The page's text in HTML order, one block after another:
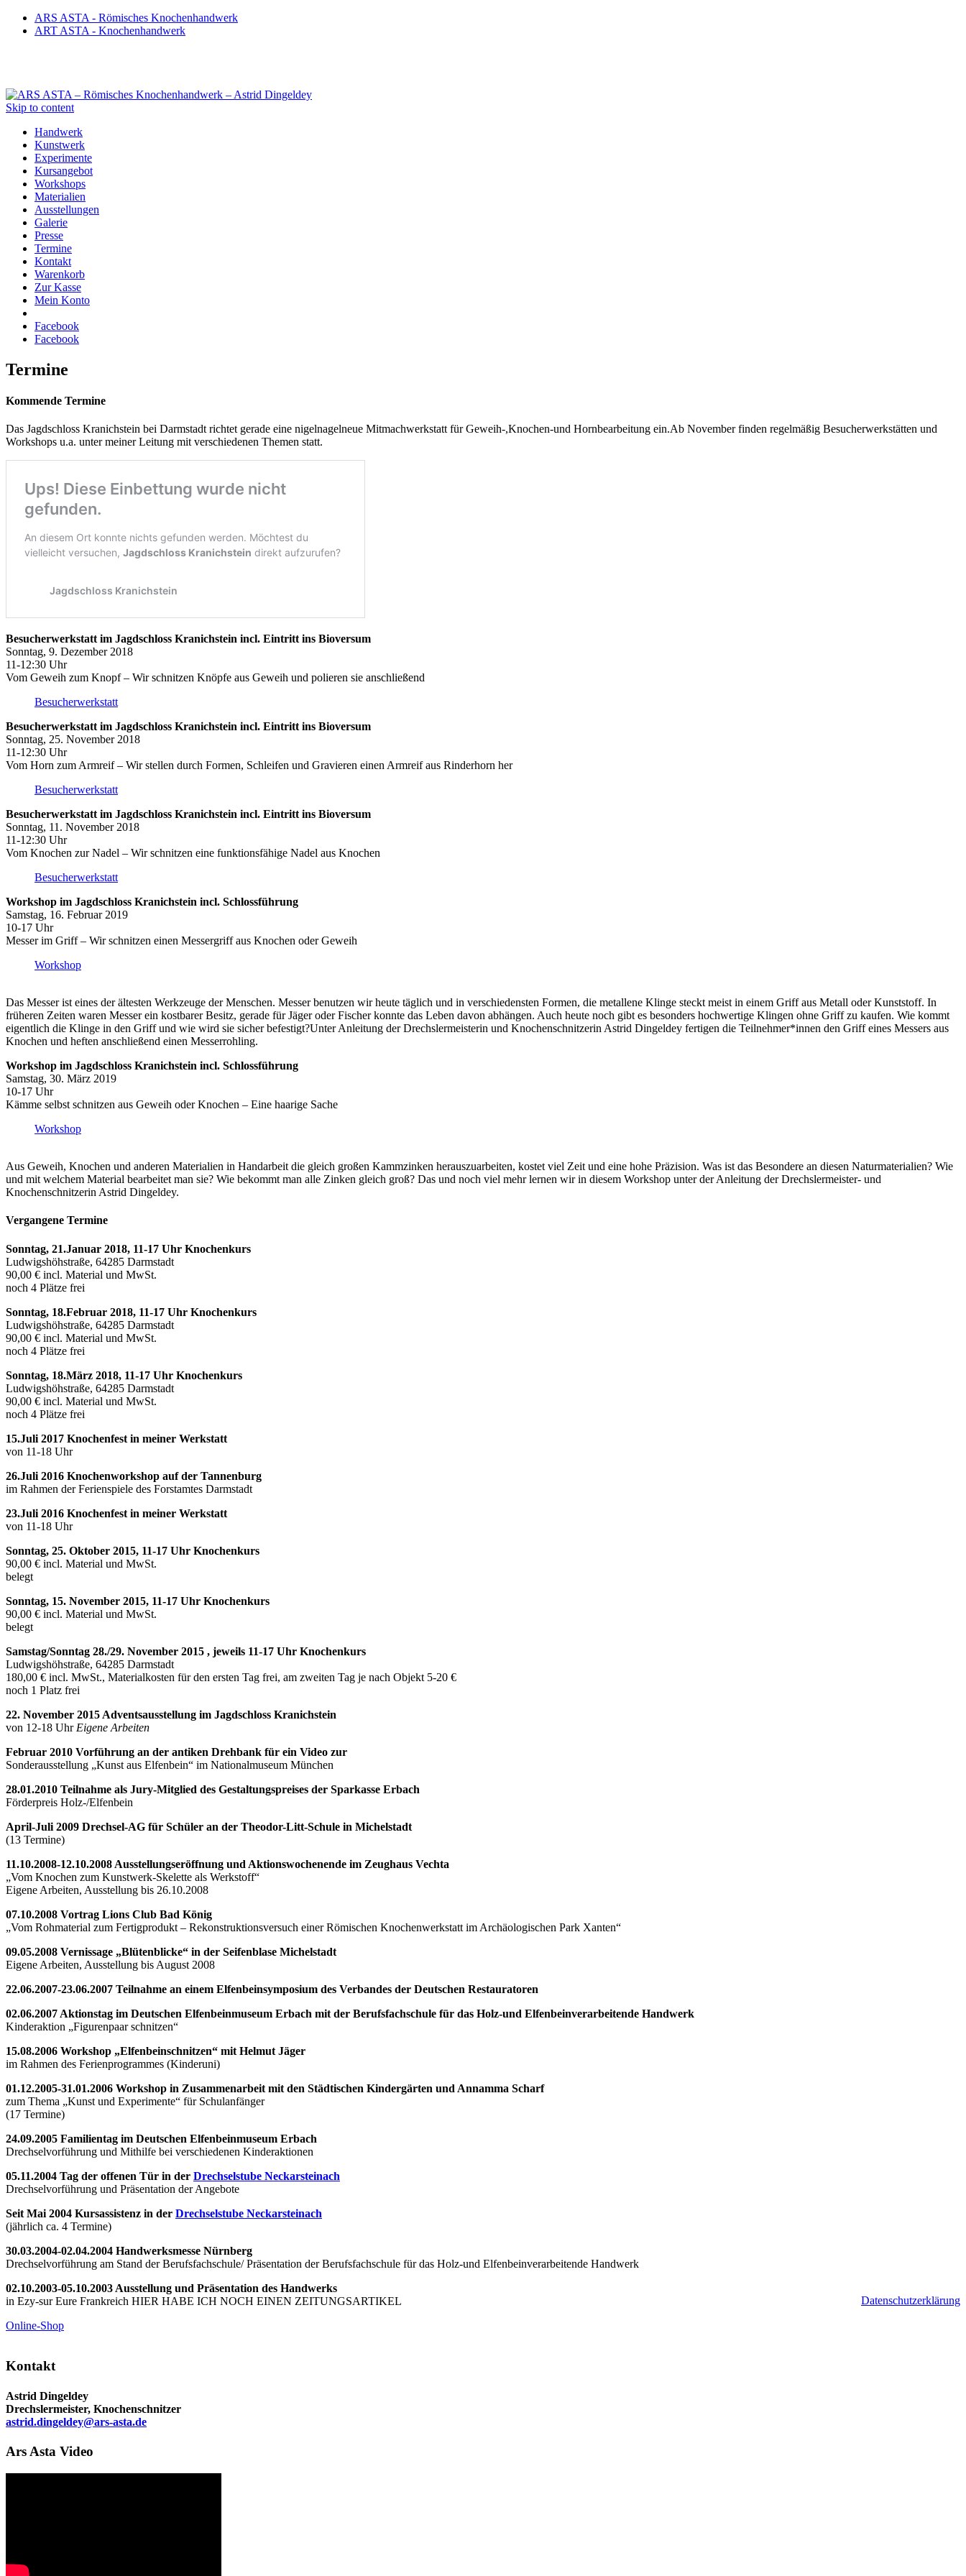
ARS ASTA - Römisches Knochenhandwerk
ART ASTA - Knochenhandwerk
Skip to content
Handwerk
Kunstwerk
Experimente
Kursangebot
Workshops
Materialien
Ausstellungen
Galerie
Presse
Termine
Kontakt
Warenkorb
Zur Kasse
Mein Konto
Facebook
Facebook
Termine
Kommende Termine
Das Jagdschloss Kranichstein bei Darmstadt richtet gerade eine nigelnagelneue Mitmachwerkstatt für Geweih-,Knochen-und Hornbearbeitung ein.Ab November finden regelmäßig Besucherwerkstätten und
Workshops u.a. unter meiner Leitung mit verschiedenen Themen statt.
Besucherwerkstatt im Jagdschloss Kranichstein incl. Eintritt ins Bioversum
Sonntag, 9. Dezember 2018
11-12:30 Uhr
Vom Geweih zum Knopf – Wir schnitzen Knöpfe aus Geweih und polieren sie anschließend
Besucherwerkstatt
Besucherwerkstatt im Jagdschloss Kranichstein incl. Eintritt ins Bioversum
Sonntag, 25. November 2018
11-12:30 Uhr
Vom Horn zum Armreif – Wir stellen durch Formen, Schleifen und Gravieren einen Armreif aus Rinderhorn her
Besucherwerkstatt
Besucherwerkstatt im Jagdschloss Kranichstein incl. Eintritt ins Bioversum
Sonntag, 11. November 2018
11-12:30 Uhr
Vom Knochen zur Nadel – Wir schnitzen eine funktionsfähige Nadel aus Knochen
Besucherwerkstatt
Workshop im Jagdschloss Kranichstein incl. Schlossführung
Samstag, 16. Februar 2019
10-17 Uhr
Messer im Griff – Wir schnitzen einen Messergriff aus Knochen oder Geweih
Workshop
Das Messer ist eines der ältesten Werkzeuge der Menschen. Messer benutzen wir heute täglich und in verschiedensten Formen, die metallene Klinge steckt meist in einem Griff aus Metall oder Kunststoff. In
früheren Zeiten waren Messer ein kostbarer Besitz, gerade für Jäger oder Fischer konnte das Leben davon abhängen. Auch heute noch gibt es besonders hochwertige Klingen ohne Griff zu kaufen. Wie kommt
eigentlich die Klinge in den Griff und wie wird sie sicher befestigt?Unter Anleitung der Drechslermeisterin und Knochenschnitzerin Astrid Dingeldey fertigen die Teilnehmer*innen den Griff eines Messers aus
Knochen und heften anschließend einen Messerrohling.
Workshop im Jagdschloss Kranichstein incl. Schlossführung
Samstag, 30. März 2019
10-17 Uhr
Kämme selbst schnitzen aus Geweih oder Knochen – Eine haarige Sache
Workshop
Aus Geweih, Knochen und anderen Materialien in Handarbeit die gleich großen Kammzinken herauszuarbeiten, kostet viel Zeit und eine hohe Präzision. Was ist das Besondere an diesen Naturmaterialien? Wie
und mit welchem Material bearbeitet man sie? Wie bekommt man alle Zinken gleich groß? Das und noch viel mehr lernen wir in diesem Workshop unter der Anleitung der Drechslermeister- und
Knochenschnitzerin Astrid Dingeldey.
Vergangene Termine
Sonntag, 21.Januar 2018, 11-17 Uhr Knochenkurs
Ludwigshöhstraße, 64285 Darmstadt
90,00 € incl. Material und MwSt.
noch 4 Plätze frei
Sonntag, 18.Februar 2018, 11-17 Uhr Knochenkurs
Ludwigshöhstraße, 64285 Darmstadt
90,00 € incl. Material und MwSt.
noch 4 Plätze frei
Sonntag, 18.März 2018, 11-17 Uhr Knochenkurs
Ludwigshöhstraße, 64285 Darmstadt
90,00 € incl. Material und MwSt.
noch 4 Plätze frei
15.Juli 2017 Knochenfest in meiner Werkstatt
von 11-18 Uhr
26.Juli 2016 Knochenworkshop auf der Tannenburg
im Rahmen der Ferienspiele des Forstamtes Darmstadt
23.Juli 2016 Knochenfest in meiner Werkstatt
von 11-18 Uhr
Sonntag, 25. Oktober 2015, 11-17 Uhr Knochenkurs
90,00 € incl. Material und MwSt.
belegt
Sonntag, 15. November 2015, 11-17 Uhr Knochenkurs
90,00 € incl. Material und MwSt.
belegt
Samstag/Sonntag 28./29. November 2015 , jeweils 11-17 Uhr Knochenkurs
Ludwigshöhstraße, 64285 Darmstadt
180,00 € incl. MwSt., Materialkosten für den ersten Tag frei, am zweiten Tag je nach Objekt 5-20 €
noch 1 Platz frei
22. November 2015 Adventsausstellung im Jagdschloss Kranichstein
von 12-18 Uhr Eigene Arbeiten
Februar 2010 Vorführung an der antiken Drehbank für ein Video zur
Sonderausstellung „Kunst aus Elfenbein“ im Nationalmuseum München
28.01.2010 Teilnahme als Jury-Mitglied des Gestaltungspreises der Sparkasse Erbach
Förderpreis Holz-/Elfenbein
April-Juli 2009 Drechsel-AG für Schüler an der Theodor-Litt-Schule in Michelstadt
(13 Termine)
11.10.2008-12.10.2008 Ausstellungseröffnung und Aktionswochenende im Zeughaus Vechta
„Vom Knochen zum Kunstwerk-Skelette als Werkstoff“
Eigene Arbeiten, Ausstellung bis 26.10.2008
07.10.2008 Vortrag Lions Club Bad König
„Vom Rohmaterial zum Fertigprodukt – Rekonstruktionsversuch einer Römischen Knochenwerkstatt im Archäologischen Park Xanten“
09.05.2008 Vernissage „Blütenblicke“ in der Seifenblase Michelstadt
Eigene Arbeiten, Ausstellung bis August 2008
22.06.2007-23.06.2007 Teilnahme an einem Elfenbeinsymposium des Verbandes der Deutschen Restauratoren
02.06.2007 Aktionstag im Deutschen Elfenbeinmuseum Erbach mit der Berufsfachschule für das Holz-und Elfenbeinverarbeitende Handwerk
Kinderaktion „Figurenpaar schnitzen“
15.08.2006 Workshop „Elfenbeinschnitzen“ mit Helmut Jäger
im Rahmen des Ferienprogrammes (Kinderuni)
01.12.2005-31.01.2006 Workshop in Zusammenarbeit mit den Städtischen Kindergärten und Annamma Scharf
zum Thema „Kunst und Experimente“ für Schulanfänger
(17 Termine)
24.09.2005 Familientag im Deutschen Elfenbeinmuseum Erbach
Drechselvorführung und Mithilfe bei verschiedenen Kinderaktionen
05.11.2004 Tag der offenen Tür in der Drechselstube Neckarsteinach
Drechselvorführung und Präsentation der Angebote
Seit Mai 2004 Kursassistenz in der Drechselstube Neckarsteinach
(jährlich ca. 4 Termine)
30.03.2004-02.04.2004 Handwerksmesse Nürnberg
Drechselvorführung am Stand der Berufsfachschule/ Präsentation der Berufsfachschule für das Holz-und Elfenbeinverarbeitende Handwerk
02.10.2003-05.10.2003 Ausstellung und Präsentation des Handwerks
in Ezy-sur Eure Frankreich HIER HABE ICH NOCH EINEN ZEITUNGSARTIKEL
Datenschutzerklärung
Online-Shop
Kontakt
Astrid Dingeldey
Drechslermeister, Knochenschnitzer
astrid.dingeldey@ars-asta.de
Ars Asta Video